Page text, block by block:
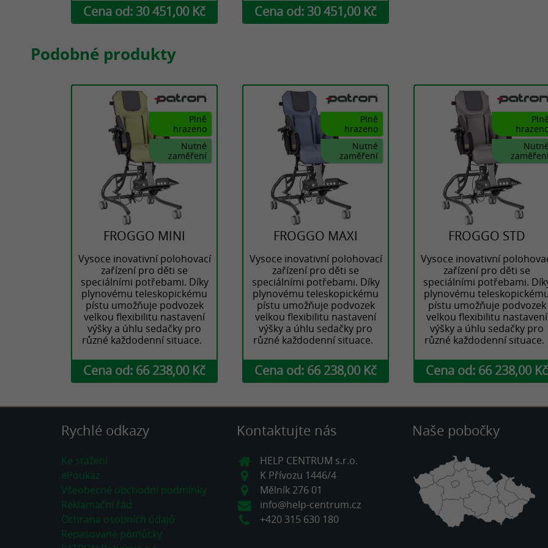
Cena od: 30 451,00 Kč Cena od: 30 451,00 Kč
Podobné produkty
Plně
hrazeno
Nutné
zaměření
FROGGO MINI
Vysoce inovativní polohovací
zařízení pro děti se
speciálními potřebami. Díky
plynovému teleskopickému
pístu umožňuje podvozek
velkou flexibilitu nastavení
výšky a úhlu sedačky pro
různé každodenní situace.
Cena od: 66 238,00 Kč
Plně
hrazeno
Nutné
zaměření
FROGGO MAXI
Vysoce inovativní polohovací
zařízení pro děti se
speciálními potřebami. Díky
plynovému teleskopickému
pístu umožňuje podvozek
velkou flexibilitu nastavení
výšky a úhlu sedačky pro
různé každodenní situace.
Cena od: 66 238,00 Kč
Plně
Nutné
FROGGO STD
Vysoce inovativní
zařízení pro děti se
speciálními potřebami.
plynovému
pístu umožňuje podvozek
velkou flexibilitu nastavení
výšky a úhlu sedačky pro
různé každodenní situace.
Cena od: 66 238,00 Kč
Rychlé odkazy
Ke stažení
ePoukaz
Všeobecné obchodní podmínky
Reklamační řád
Ochrana osobních údajů
Repasované pomůcky
Kontaktujte nás
HELP CENTRUM s.r.o.
K Přívozu 1446/4
Mělník 276 01
info@help-centrum.cz
+420 315 630 180
Naše pobočky